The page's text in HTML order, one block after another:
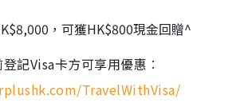
，可獲HK$800現金回贈^
記Visa卡方可享用優惠︰
TravelWithVisa/